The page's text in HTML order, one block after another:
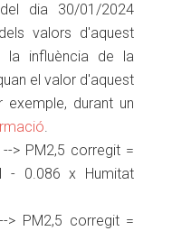
dia 30/01/2024
valors d'aquest
la influència de la
el valor d'aquest
durant un
.
> PM2,5 corregit =
- 0.086 x Humitat
> PM2,5 corregit =